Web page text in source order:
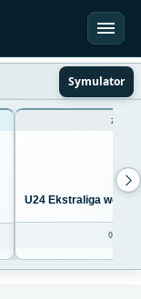
Symulator
U24 Ekstraliga we